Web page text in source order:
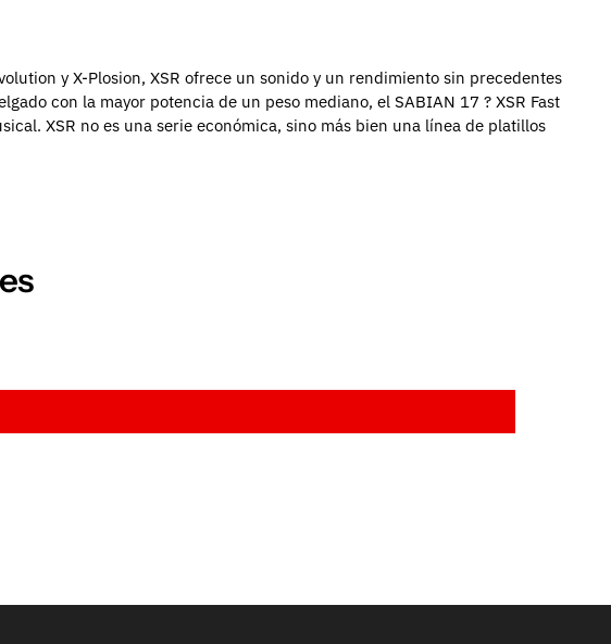
y X-Plosion, XSR ofrece un sonido y un rendimiento sin precedentes
con la mayor potencia de un peso mediano, el SABIAN 17 ? XSR Fast
XSR no es una serie económica, sino más bien una línea de platillos